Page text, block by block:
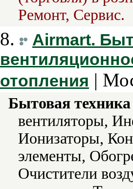
Ремонт, Сервис.
8.
Airmart.
отопления |
Бытовая
вентиляторы,
Ионизаторы,
элементы,
Очистители